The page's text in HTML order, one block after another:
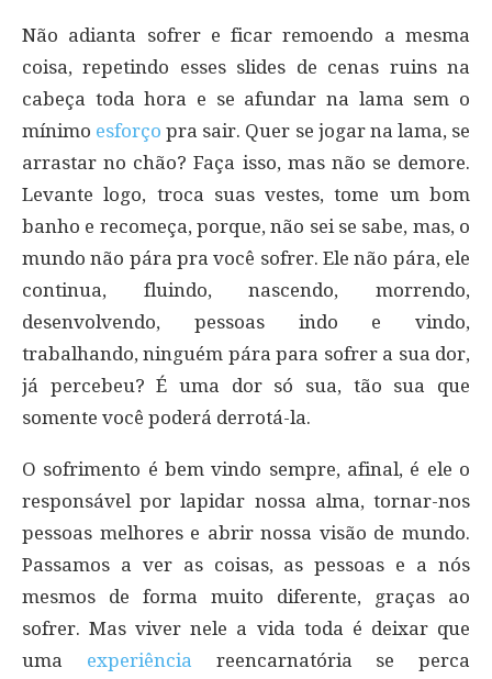
Não adianta sofrer e ficar remoendo a mesma
coisa, repetindo esses slides de cenas ruins na
cabeça toda hora e se afundar na lama sem o
mínimo esforço pra sair. Quer se jogar na lama, se
arrastar no chão? Faça isso, mas não se demore.
Levante logo, troca suas vestes, tome um bom
banho e recomeça, porque, não sei se sabe, mas, o
mundo não pára pra você sofrer. Ele não pára, ele
continua, fluindo, nascendo, morrendo,
desenvolvendo, pessoas indo e vindo,
trabalhando, ninguém pára para sofrer a sua dor,
já percebeu? É uma dor só sua, tão sua que
somente você poderá derrotá-la.
O sofrimento é bem vindo sempre, afinal, é ele o
responsável por lapidar nossa alma, tornar-nos
pessoas melhores e abrir nossa visão de mundo.
Passamos a ver as coisas, as pessoas e a nós
mesmos de forma muito diferente, graças ao
sofrer. Mas viver nele a vida toda é deixar que
uma experiência reencarnatória se perca